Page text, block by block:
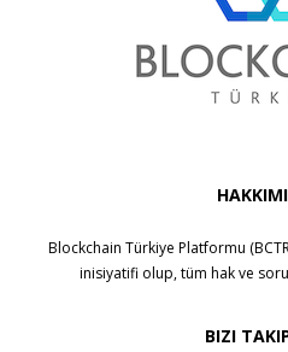
Blockchain Türkiye Platformu
inisiyatifi olup, tüm hak ve
BIZI